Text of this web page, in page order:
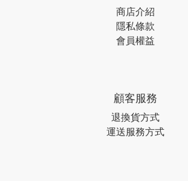
商店介紹
隱私條款
會員權益
顧客服務
退換貨方式
運送服務方式